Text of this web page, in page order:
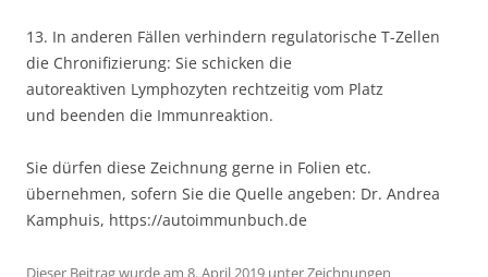
13. In anderen Fällen verhindern regulatorische T-Zellen
die Chronifizierung: Sie schicken die
autoreaktiven Lymphozyten rechtzeitig vom Platz
und beenden die Immunreaktion.
Sie dürfen diese Zeichnung gerne in Folien etc.
übernehmen, sofern Sie die Quelle angeben: Dr. Andrea
Kamphuis, https://autoimmunbuch.de
Dieser Beitrag wurde am 8. April 2019 unterZeichnungen